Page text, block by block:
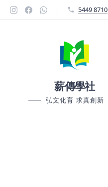
5449 8710
薪傳學社
弘文化育 求真創新